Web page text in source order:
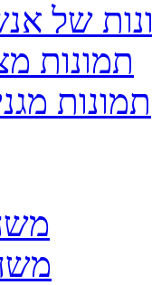
של
תמונות
תמונות